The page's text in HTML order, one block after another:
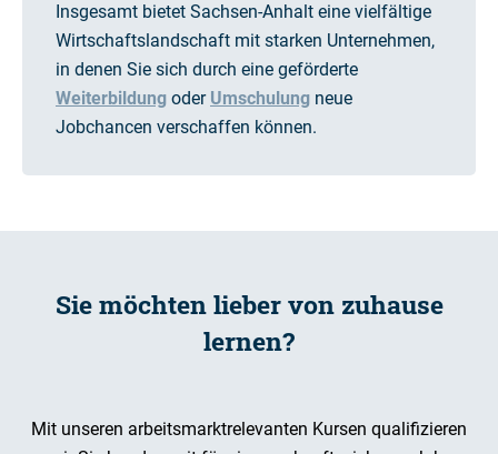
Insgesamt bietet Sachsen-Anhalt eine vielfältige
Wirtschaftslandschaft mit starken Unternehmen,
in denen Sie sich durch eine geförderte
Weiterbildung oder Umschulung neue
Jobchancen verschaffen können.
Sie möchten lieber von zuhause
lernen?
Mit unseren arbeitsmarktrelevanten Kursen qualifizieren